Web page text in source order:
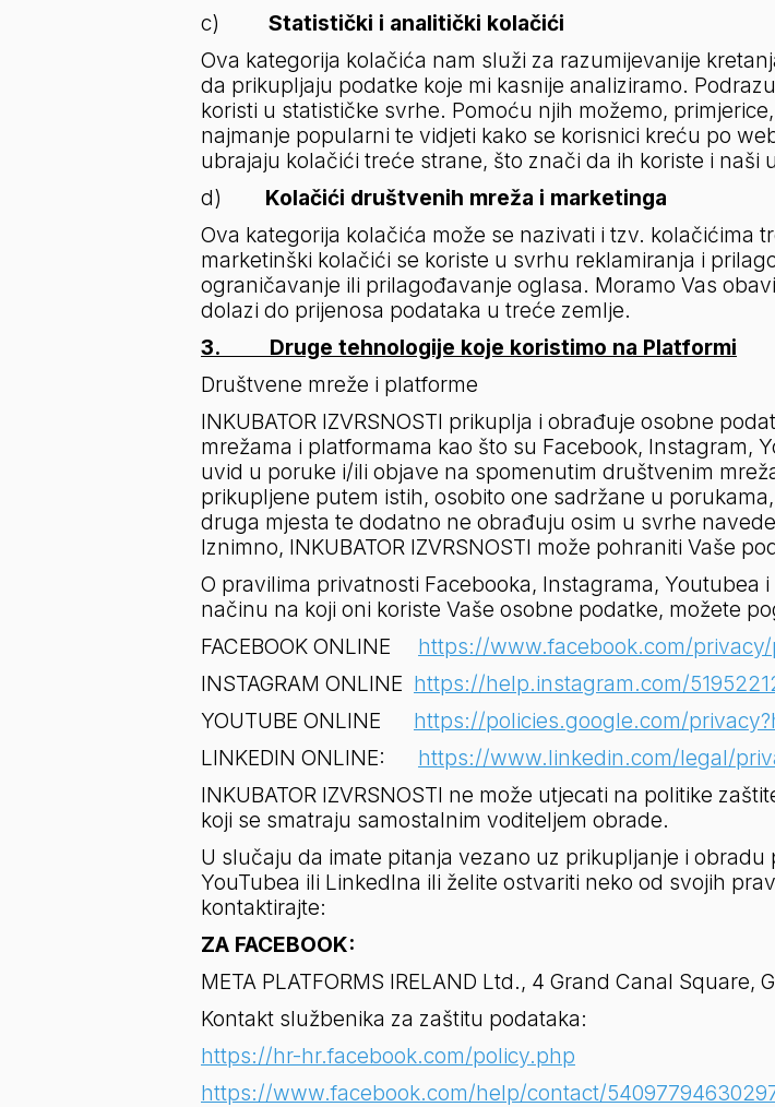
c) Statistički i analitički kolačići
Ova kategorija kolačića nam služi za razumijevanije
da prikupljaju podatke koje mi kasnije analiziramo.
koristi u statističke svrhe. Pomoću njih možemo,
najmanje popularni te vidjeti kako se korisnici kreću po
ubrajaju kolačići treće strane, što znači da ih koriste i naši
d) Kolačići društvenih mreža i marketinga
Ova kategorija kolačića može se nazivati i tzv. kolačićima
marketinški kolačići se koriste u svrhu reklamiranja i
ograničavanje ili prilagođavanje oglasa. Moramo Vas
dolazi do prijenosa podataka u treće zemlje.
3.         Druge tehnologije koje koristimo na Platformi
Društvene mreže i platforme
INKUBATOR IZVRSNOSTI prikuplja i obrađuje osobne
mrežama i platformama kao što su Facebook, Instagram,
uvid u poruke i/ili objave na spomenutim društvenim
prikupljene putem istih, osobito one sadržane u
druga mjesta te dodatno ne obrađuju osim u svrhe
Iznimno, INKUBATOR IZVRSNOSTI može pohraniti Vaše
O pravilima privatnosti Facebooka, Instagrama, Youtubea
načinu na koji oni koriste Vaše osobne podatke, možete
FACEBOOK ONLINE https://www.facebook.com/
INSTAGRAM ONLINE https://help.instagram.com/
YOUTUBE ONLINE https://policies.google.com/
LINKEDIN ONLINE: https://www.linkedin.com/legal/
INKUBATOR IZVRSNOSTI ne može utjecati na politike
koji se smatraju samostalnim voditeljem obrade.
U slučaju da imate pitanja vezano uz prikupljanje i
YouTubea ili LinkedIna ili želite ostvariti neko od svojih
kontaktirajte:
ZA FACEBOOK:
META PLATFORMS IRELAND Ltd., 4 Grand Canal
Kontakt službenika za zaštitu podataka:
https://hr-hr.facebook.com/policy.php
https://www.facebook.com/help/contact/